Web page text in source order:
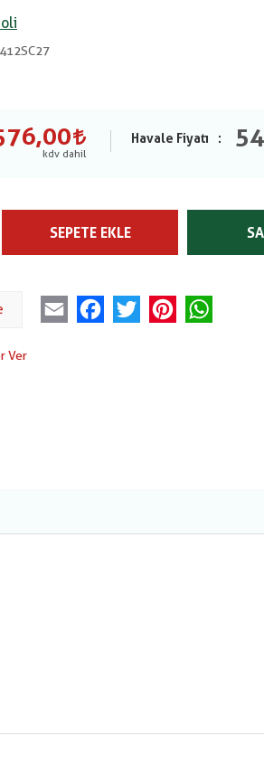
Havale Fiyatı
SEPETE EKLE
Email FacebookTwitter Pinterest
Ver